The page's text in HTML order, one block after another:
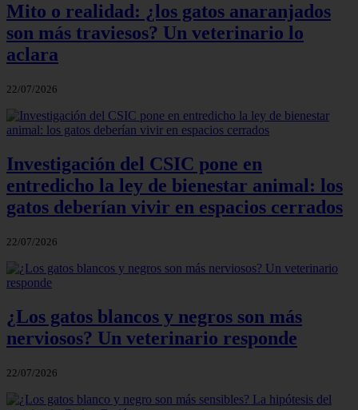
Mito o realidad: ¿los gatos anaranjados
son más traviesos? Un veterinario lo
aclara
22/07/2026
Investigación del CSIC pone en
entredicho la ley de bienestar animal: los
gatos deberían vivir en espacios cerrados
22/07/2026
¿Los gatos blancos y negros son más
nerviosos? Un veterinario responde
22/07/2026